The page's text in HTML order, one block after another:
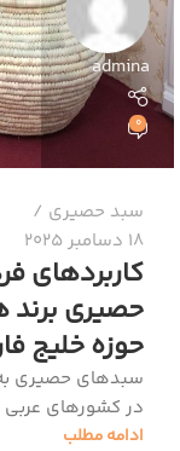
admina
0
سبد حصیری
18 دسامبر 2025
کاربردهای
حصیری برند
حوزه خلیج
سبدهای حصیری
در کشورهای
ادامه مطلب